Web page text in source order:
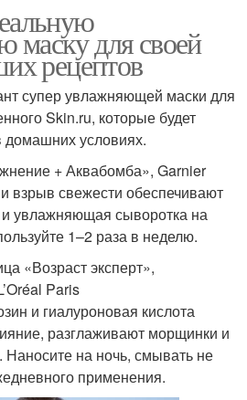
для своей
рецептов
супер увлажняющей маски для
Skin.ru, которые будет
домашних условиях.
+ Аквабомба», Garnier
взрыв свежести обеспечивают
и увлажняющая сыворотка на
1–2 раза в неделю.
«Возраст эксперт»,
Paris
и гиалуроновая кислота
разглаживают морщинки и
Наносите на ночь, смывать не
применения.